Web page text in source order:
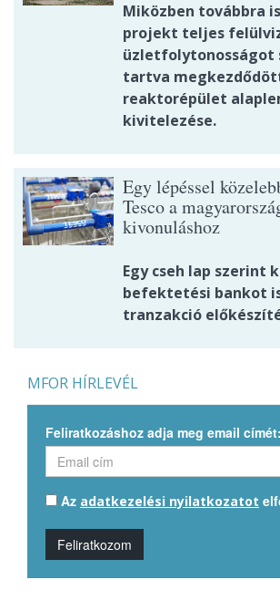
Miközben továbbra
projekt teljes
üzletfolytonosságot
tartva
reaktorépület
kivitelezése.
Egy lépéssel
Tesco a
kivonuláshoz
Egy cseh lap szerint
befektetési bankot
tranzakció
MFOR HÍRLEVÉL
Feliratkozáshoz adja meg email címét:
Az adatkezelési nyilatkozatot
Feliratkozom